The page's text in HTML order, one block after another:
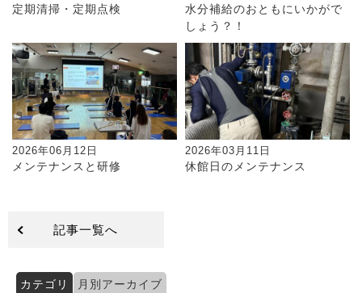
定期清掃・定期点検
水分補給のおともにいかがで
しょう？！
2026年06月12日
メンテナンスと研修
2026年03月11日
休館日のメンテナンス
記事一覧へ
カテゴリ
月別アーカイブ